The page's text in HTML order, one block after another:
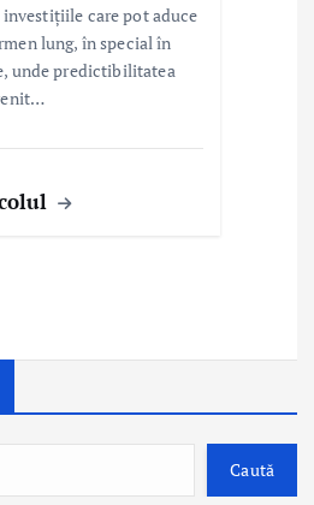
investițiile care pot aduce
lung, în special în
unde predictibilitatea
Caută